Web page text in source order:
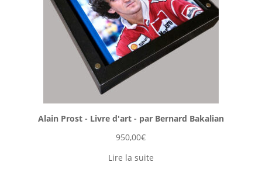
Alain Prost - Livre d'art - par Bernard Bakalian
950,00€
Lire la suite